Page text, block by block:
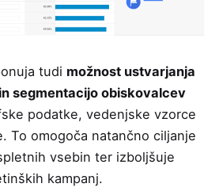
tudi možnost ustvarjanja
segmentacijo obiskovalcev
podatke, vedenjske vzorce
To omogoča natančno ciljanje
vsebin ter izboljšuje
kampanj.